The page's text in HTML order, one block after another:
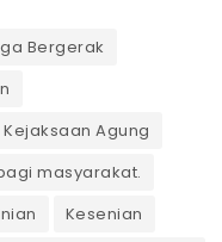
Bergerak
Kejaksaan Agung
masyarakat.
Kesenian